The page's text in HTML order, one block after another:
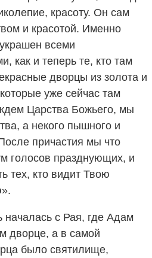
красоту. Он сам
и красотой. Именно
всеми
как и теперь те, кто там
дворцы из золота и
уже сейчас там
Царства Божьего, мы
а некого пышного и
причастия мы что
голосов празднующих, и
тех, кто видит Твою
с Рая, где Адам
дворце, а в самой
было святилище,